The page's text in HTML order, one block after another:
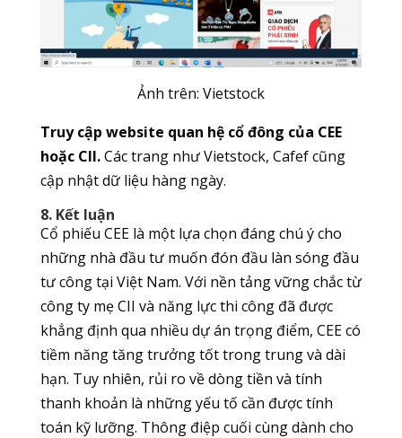
Ảnh trên: Vietstock
Truy cập website quan hệ cổ đông của CEE
hoặc CII.Các trang như Vietstock, Cafef cũng
cập nhật dữ liệu hàng ngày.
8. Kết luận
Cổ phiếu CEE là một lựa chọn đáng chú ý cho
những nhà đầu tư muốn đón đầu làn sóng đầu
tư công tại Việt Nam. Với nền tảng vững chắc từ
công ty mẹ CII và năng lực thi công đã được
khẳng định qua nhiều dự án trọng điểm, CEE có
tiềm năng tăng trưởng tốt trong trung và dài
hạn. Tuy nhiên, rủi ro về dòng tiền và tính
thanh khoản là những yếu tố cần được tính
toán kỹ lưỡng. Thông điệp cuối cùng dành cho